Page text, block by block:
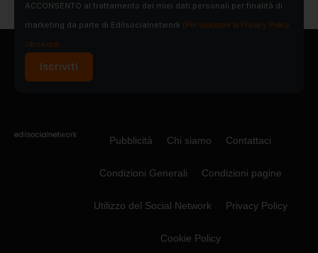
ACCONSENTO al trattamento dei miei dati personali per finalità di
marketing da parte di Edilsocialnetwork (Per visionare la Privacy Policy
clicca qui).
Iscriviti
Pubblicità Chi siamo Contattaci
Condizioni Generali Condizioni pagine
Utilizzo del Social Network Privacy Policy
Cookie Policy